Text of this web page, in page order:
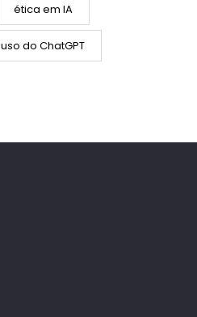
ética em IA
uso do ChatGPT